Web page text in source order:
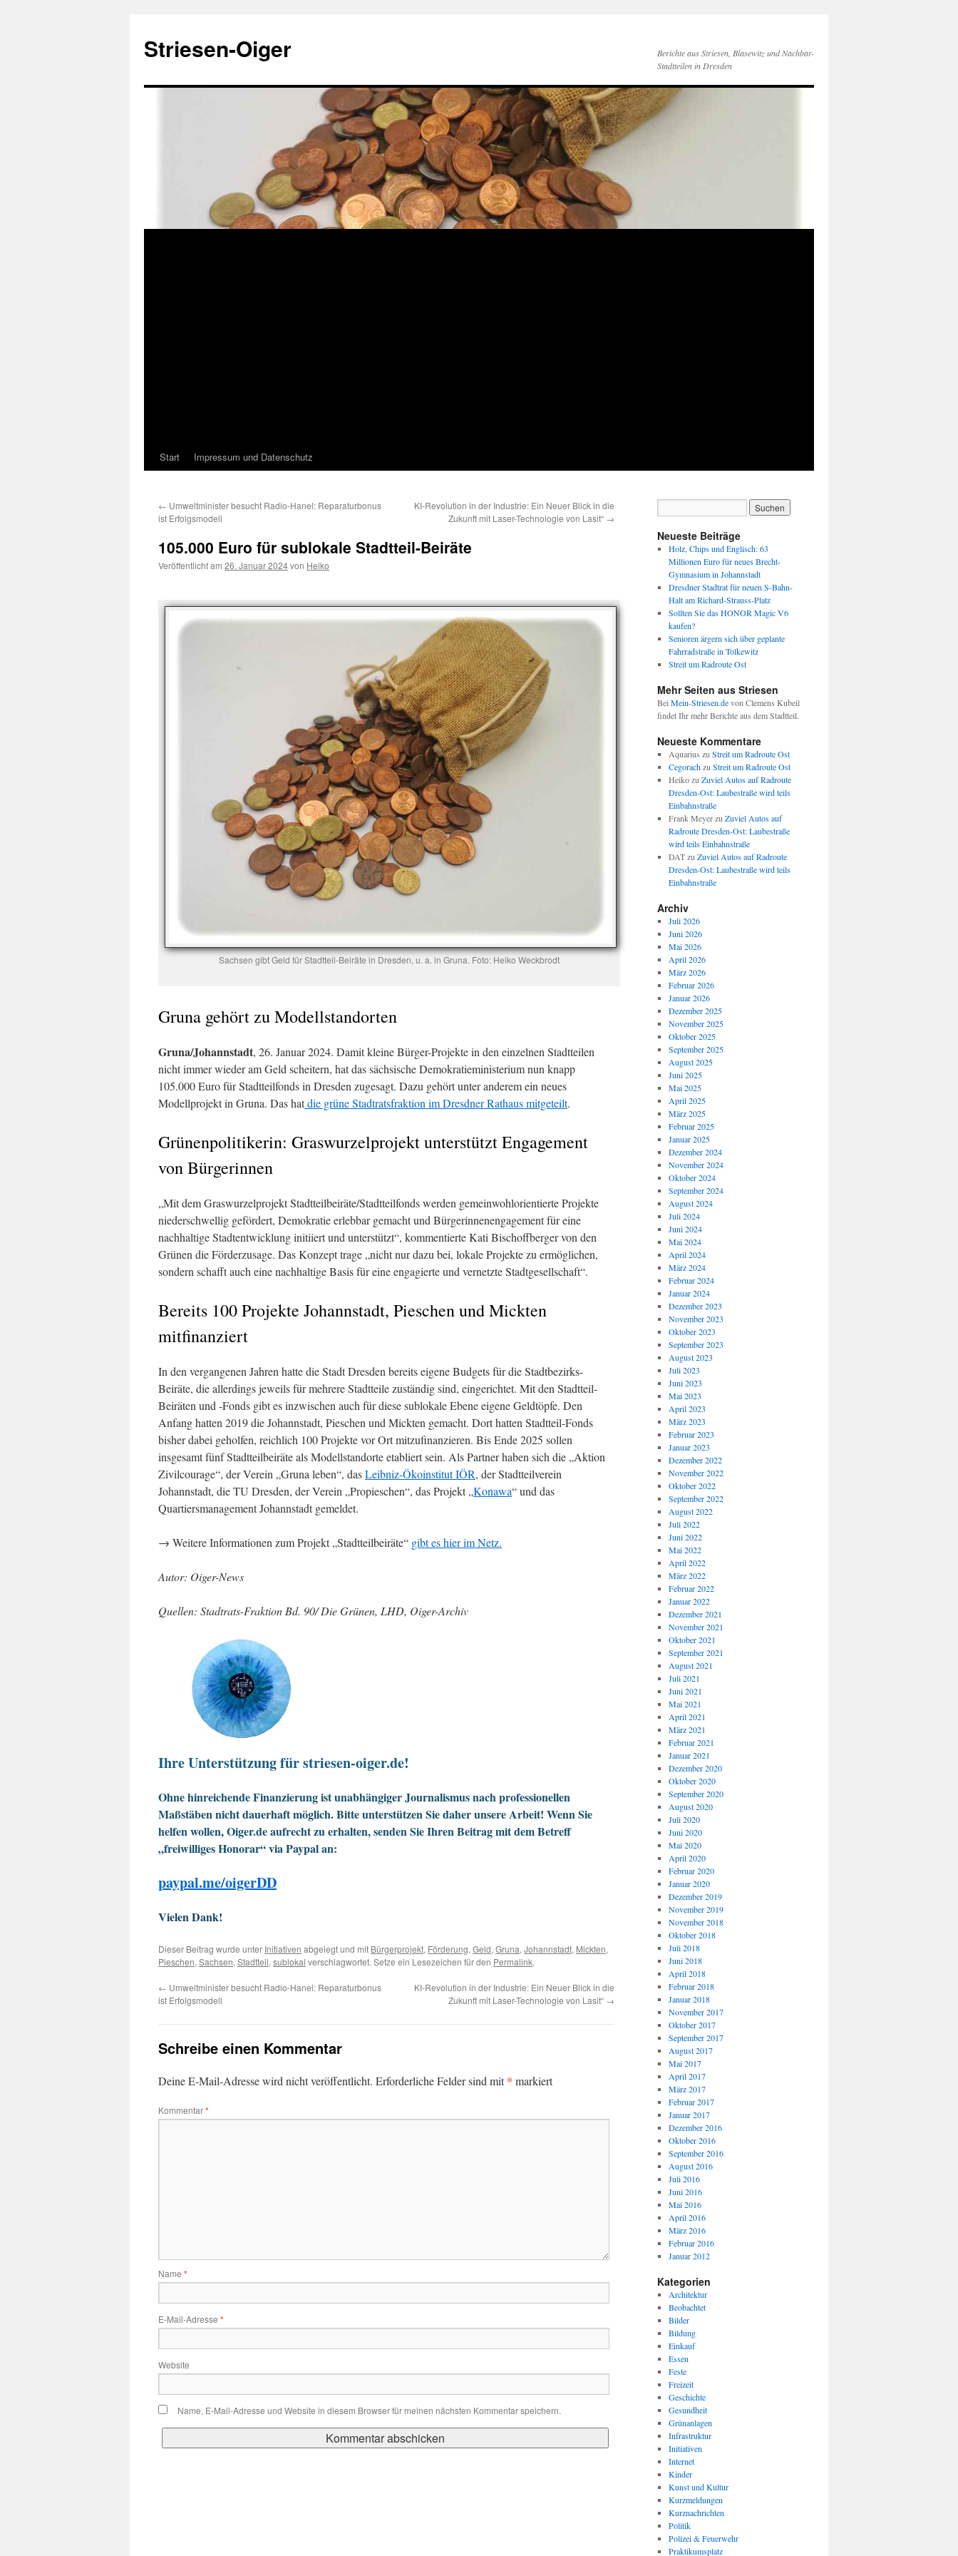
springen
Striesen-Oiger
Berichte aus Striesen, Blasewitz und Nachbar-
Stadtteilen in Dresden
Start Impressum und Datenschutz
← Umweltminister besucht Radio-Hanel: Reparaturbonus
ist Erfolgsmodell
KI-Revolution in der Industrie: Ein Neuer Blick in die
Zukunft mit Laser-Technologie von Lasit“ →
105.000 Euro für sublokale Stadtteil-Beiräte
Veröffentlicht am 26. Januar 2024von Heiko
Sachsen gibt Geld für Stadtteil-Beiräte in Dresden, u. a. in Gruna. Foto: Heiko Weckbrodt
Gruna gehört zu Modellstandorten
Gruna/Johannstadt, 26. Januar 2024. Damit kleine Bürger-Projekte in den einzelnen Stadtteilen
nicht immer wieder am Geld scheitern, hat das sächsische Demokratieministerium nun knapp
105.000 Euro für Stadtteilfonds in Dresden zugesagt. Dazu gehört unter anderem ein neues
Modellprojekt in Gruna. Das hatdie grüne Stadtratsfraktion im Dresdner Rathaus mitgeteilt.
Grünenpolitikerin: Graswurzelprojekt unterstützt Engagement
von Bürgerinnen
„Mit dem Graswurzelprojekt Stadtteilbeiräte/Stadtteilfonds werden gemeinwohlorientierte Projekte
niederschwellig gefördert, Demokratie erlebbar gemacht und Bürgerinnenengagement für eine
nachhaltige Stadtentwicklung initiiert und unterstützt“, kommentierte Kati Bischoffberger von den
Grünen die Förderzusage. Das Konzept trage „nicht nur dazu bei, lokale Projekte zu ermöglichen,
sondern schafft auch eine nachhaltige Basis für eine engagierte und vernetzte Stadtgesellschaft“.
Bereits 100 Projekte Johannstadt, Pieschen und Mickten
mitfinanziert
In den vergangenen Jahren hatte die Stadt Dresden bereits eigene Budgets für die Stadtbezirks-
Beiräte, die allerdings jeweils für mehrere Stadtteile zuständig sind, eingerichtet. Mit den Stadtteil-
Beiräten und -Fonds gibt es inzwischen auch für diese sublokale Ebene eigene Geldtöpfe. Den
Anfang hatten 2019 die Johannstadt, Pieschen und Mickten gemacht. Dort hatten Stadtteil-Fonds
bisher dabei geholfen, reichlich 100 Projekte vor Ort mitzufinanzieren. Bis Ende 2025 sollen
insgesamt fünf Stadtteilbeiräte als Modellstandorte etabliert sein. Als Partner haben sich die „Aktion
Zivilcourage“, der Verein „Gruna leben“, dasLeibniz-Ökoinstitut IÖR, der Stadtteilverein
Johannstadt, die TU Dresden, der Verein „Propieschen“, das Projekt „Konawa“ und das
Quartiersmanagement Johannstadt gemeldet.
→ Weitere Informationen zum Projekt „Stadtteilbeiräte“ gibt es hier im Netz.
Autor: Oiger-News
Quellen: Stadtrats-Fraktion Bd. 90/ Die Grünen, LHD, Oiger-Archiv
Ihre Unterstützung für striesen-oiger.de!
Ohne hinreichende Finanzierung ist unabhängiger Journalismus nach professionellen
Maßstäben nicht dauerhaft möglich. Bitte unterstützen Sie daher unsere Arbeit! Wenn Sie
helfen wollen, Oiger.de aufrecht zu erhalten, senden Sie Ihren Beitrag mit dem Betreff
„freiwilliges Honorar“ via Paypal an:
paypal.me/oigerDD
Vielen Dank!
Dieser Beitrag wurde unter Initiativen abgelegt und mit Bürgerprojekt, Förderung, Geld, Gruna, Johannstadt, Mickten,
Pieschen, Sachsen, Stadtteil, sublokal verschlagwortet. Setze ein Lesezeichen für den Permalink.
← Umweltminister besucht Radio-Hanel: Reparaturbonus
ist Erfolgsmodell
KI-Revolution in der Industrie: Ein Neuer Blick in die
Zukunft mit Laser-Technologie von Lasit“ →
Schreibe einen Kommentar
Deine E-Mail-Adresse wird nicht veröffentlicht. Erforderliche Felder sind mit* markiert
Kommentar*
Name *
E-Mail-Adresse *
Website
Name, E-Mail-Adresse und Website in diesem Browser für meinen nächsten Kommentar speichern.
Neueste Beiträge
Holz, Chips und Englisch: 63
Millionen Euro für neues Brecht-
Gymnasium in Johannstadt
Dresdner Stadtrat für neuen S-Bahn-
Halt am Richard-Strauss-Platz
Sollten Sie das HONOR Magic V6
kaufen?
Senioren ärgern sich über geplante
Fahrradstraße in Tolkewitz
Streit um Radroute Ost
Mehr Seiten aus Striesen
Bei Mein-Striesen.devon Clemens Kubeil
findet Ihr mehr Berichte aus dem Stadtteil.
Neueste Kommentare
Aquarius zu Streit um Radroute Ost
Cegorachzu Streit um Radroute Ost
Heikozu Zuviel Autos auf Radroute
Dresden-Ost: Laubestraße wird teils
Einbahnstraße
Frank Meyerzu Zuviel Autos auf
Radroute Dresden-Ost: Laubestraße
wird teils Einbahnstraße
DATzu Zuviel Autos auf Radroute
Dresden-Ost: Laubestraße wird teils
Einbahnstraße
Archiv
Juli 2026
Juni 2026
Mai 2026
April 2026
März 2026
Februar 2026
Januar 2026
Dezember 2025
November 2025
Oktober 2025
September 2025
August 2025
Juni 2025
Mai 2025
April 2025
März 2025
Februar 2025
Januar 2025
Dezember 2024
November 2024
Oktober 2024
September 2024
August 2024
Juli 2024
Juni 2024
Mai 2024
April 2024
März 2024
Februar 2024
Januar 2024
Dezember 2023
November 2023
Oktober 2023
September 2023
August 2023
Juli 2023
Juni 2023
Mai 2023
April 2023
März 2023
Februar 2023
Januar 2023
Dezember 2022
November 2022
Oktober 2022
September 2022
August 2022
Juli 2022
Juni 2022
Mai 2022
April 2022
März 2022
Februar 2022
Januar 2022
Dezember 2021
November 2021
Oktober 2021
September 2021
August 2021
Juli 2021
Juni 2021
Mai 2021
April 2021
März 2021
Februar 2021
Januar 2021
Dezember 2020
Oktober 2020
September 2020
August 2020
Juli 2020
Juni 2020
Mai 2020
April 2020
Februar 2020
Januar 2020
Dezember 2019
November 2019
November 2018
Oktober 2018
Juli 2018
Juni 2018
April 2018
Februar 2018
Januar 2018
November 2017
Oktober 2017
September 2017
August 2017
Mai 2017
April 2017
März 2017
Februar 2017
Januar 2017
Dezember 2016
Oktober 2016
September 2016
August 2016
Juli 2016
Juni 2016
Mai 2016
April 2016
März 2016
Februar 2016
Januar 2012
Kategorien
Architektur
Beobachtet
Bilder
Bildung
Einkauf
Essen
Feste
Freizeit
Geschichte
Gesundheit
Grünanlagen
Infrastruktur
Initiativen
Internet
Kinder
Kunst und Kultur
Kurzmeldungen
Kurznachrichten
Politik
Polizei & Feuerwehr
Praktikumsplatz